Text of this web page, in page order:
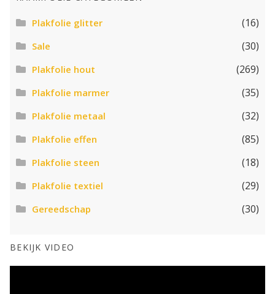
Plakfolie glitter (16)
Sale (30)
Plakfolie hout (269)
Plakfolie marmer (35)
Plakfolie metaal (32)
Plakfolie effen (85)
Plakfolie steen (18)
Plakfolie textiel (29)
Gereedschap (30)
BEKIJK VIDEO